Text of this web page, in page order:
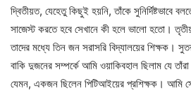
দ্বিতীয়ত, যেহেতু কিছুই হয়নি, তাঁকে সুনির্দিষ্টভাবে
সাজেস্ট করতে হবে সেখানে কী হলে ভালো হতো।
তাদের মধ্যে তিন জন সরাসরি বিদ্যালয়ের শিক্ষক।
বাকি দুজনের সম্পর্কে আমি ওয়াকিবহাল ছিলাম যে
যেমন, একজন ছিলেন পিটিআইয়ের প্রশিক্ষক। আমি